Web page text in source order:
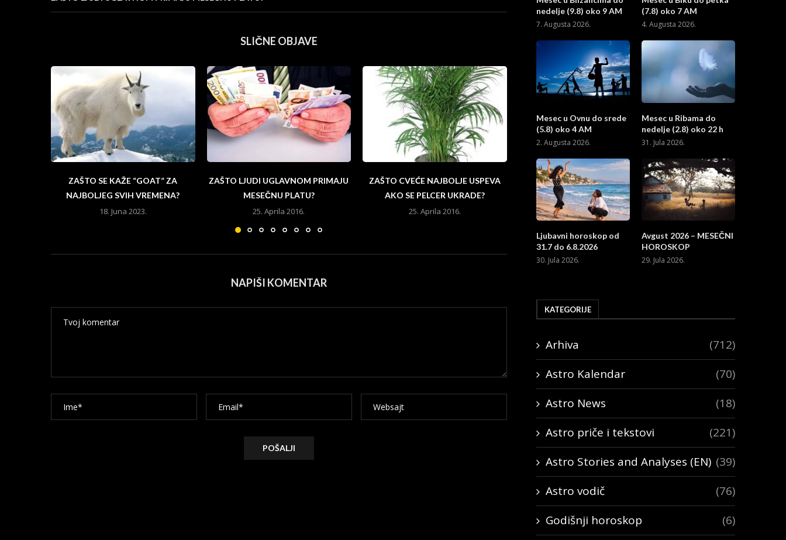
SLIČNE OBJAVE
ZAŠTO SE KAŽE “GOAT” ZA
NAJBOLJEG SVIH VREMENA?
18. Juna 2023.
ZAŠTO LJUDI UGLAVNOM PRIMAJU
MESEČNU PLATU?
25. Aprila 2016.
ZAŠTO CVEĆE NAJBOLJE USPEVA
AKO SE PELCER UKRADE?
25. Aprila 2016.
ZAŠTO SE ULAZI U “DUŽNIČKO
ROPSTVO”?
2. Marta 2016.
ZAŠTO SE PLEŠE UZ
2. Marta 2016.
NAPIŠI KOMENTAR
nedelje (9.8) oko 9 AM
7. Augusta 2026.
(7.8) oko 7 AM
4. Augusta 2026.
Mesec u Ovnu do srede
(5.8) oko 4 AM
2. Augusta 2026.
Mesec u Ribama do
nedelje (2.8) oko 22 h
31. Jula 2026.
Ljubavni horoskop od
31.7 do 6.8.2026
30. Jula 2026.
Avgust 2026 – MESEČNI
HOROSKOP
29. Jula 2026.
KATEGORIJE
Arhiva
(712)
Astro Kalendar
(70)
Astro News
(18)
Astro priče i tekstovi
(221)
Astro Stories and Analyses (EN) (39)
Astro vodič
(76)
Godišnji horoskop
(6)